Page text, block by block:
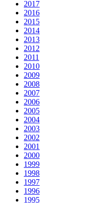
2017
2016
2015
2014
2013
2012
2011
2010
2009
2008
2007
2006
2005
2004
2003
2002
2001
2000
1999
1998
1997
1996
1995